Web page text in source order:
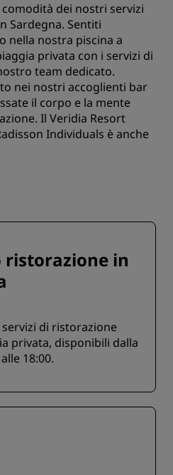
dei nostri servizi
Sardegna. Sentiti
nella nostra piscina a
privata con i servizi di
team dedicato.
nei nostri accoglienti bar
il corpo e la mente
Il Veridia Resort
Individuals è anche
ristorazione in
di ristorazione
privata, disponibili dalla
18:00.